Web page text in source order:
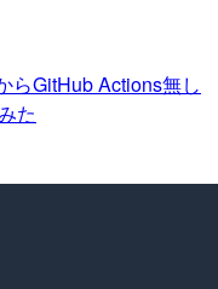
らGitHub Actions無し
た